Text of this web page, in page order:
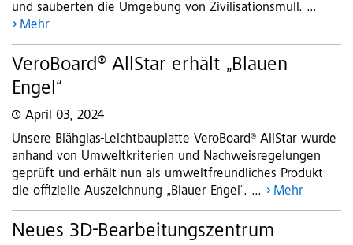
und säuberten die Umgebung von Zivilisationsmüll. ...
Mehr
VeroBoard® AllStar erhält „Blauen
Engel“
April 03, 2024
Unsere Blähglas-Leichtbauplatte VeroBoard® AllStar wurde
anhand von Umweltkriterien und Nachweisregelungen
geprüft und erhält nun als umweltfreundliches Produkt
die offizielle Auszeichnung „Blauer Engel“. ...
Mehr
Neues 3D-Bearbeitungszentrum